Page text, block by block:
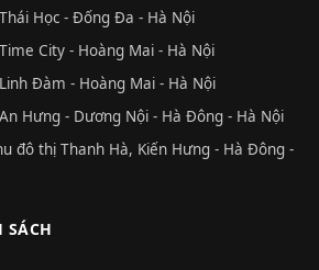
Học - Đống Đa - Hà Nội
City - Hoàng Mai - Hà Nội
Đàm - Hoàng Mai - Hà Nội
Hưng - Dương Nội - Hà Đông - Hà Nội
đô thị Thanh Hà, Kiến Hưng - Hà Đông -